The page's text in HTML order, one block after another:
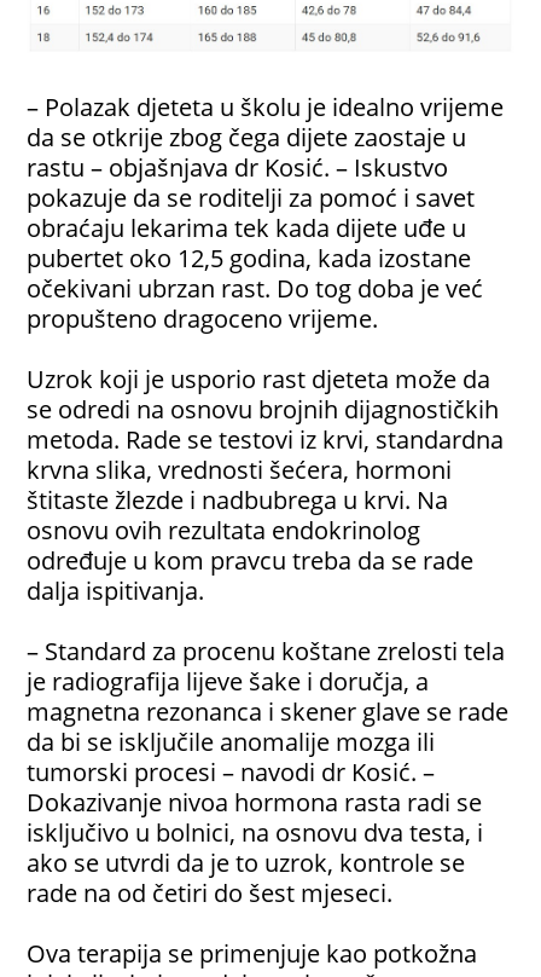
– Polazak djeteta u školu je idealno vrijeme
da se otkrije zbog čega dijete zaostaje u
rastu – objašnjava dr Kosić. – Iskustvo
pokazuje da se roditelji za pomoć i savet
obraćaju lekarima tek kada dijete uđe u
pubertet oko 12,5 godina, kada izostane
očekivani ubrzan rast. Do tog doba je već
propušteno dragoceno vrijeme.
Uzrok koji je usporio rast djeteta može da
se odredi na osnovu brojnih dijagnostičkih
metoda. Rade se testovi iz krvi, standardna
krvna slika, vrednosti šećera, hormoni
štitaste žlezde i nadbubrega u krvi. Na
osnovu ovih rezultata endokrinolog
određuje u kom pravcu treba da se rade
dalja ispitivanja.
– Standard za procenu koštane zrelosti tela
je radiografija lijeve šake i doručja, a
magnetna rezonanca i skener glave se rade
da bi se isključile anomalije mozga ili
tumorski procesi – navodi dr Kosić. –
Dokazivanje nivoa hormona rasta radi se
isključivo u bolnici, na osnovu dva testa, i
ako se utvrdi da je to uzrok, kontrole se
rade na od četiri do šest mjeseci.
Ova terapija se primenjuje kao potkožna